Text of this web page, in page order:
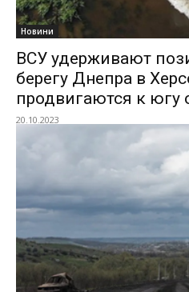
Новини
ВСУ удерживают
берегу Днепра в
продвигаются к югу
20.10.2023